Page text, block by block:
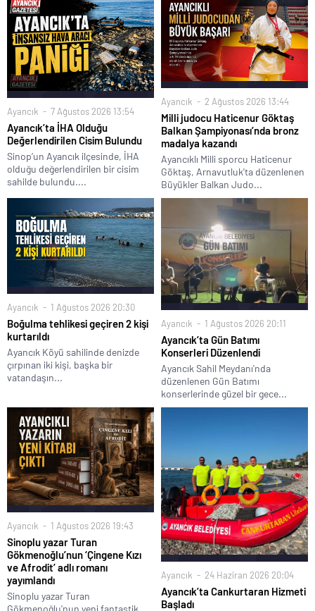
Ayancık 7 Ağustos 2026 13:54
Ayancık’ta İHA Olduğu
Değerlendirilen Cisim Bulundu
Sinop’un Ayancık ilçesinde, İHA
olduğu değerlendirilen bir cisim
sahilde bulundu....
Ayancık 2 Ağustos 2026 13:44
Milli judocu Haticenur Göktaş
Balkan Şampiyonası’nda bronz
madalya kazandı
Ayancıklı Milli sporcu Haticenur
Göktaş, Arnavutluk'ta düzenlenen
Büyükler Balkan Judo...
Ayancık 1 Ağustos 2026 20:30
Boğulma tehlikesi geçiren 2 kişi
kurtarıldı
Ayancık Köyü sahilinde denizde
çırpınan iki kişi, başka bir
vatandaşın...
Ayancık 1 Ağustos 2026 20:11
Ayancık’ta Gün Batımı
Konserleri Düzenlendi
Ayancık Sahil Meydanı'nda
düzenlenen Gün Batımı
konserlerinde güzel bir gece...
Ayancık 1 Ağustos 2026 19:43
Sinoplu yazar Turan
Gökmenoğlu’nun ‘Çingene Kızı
ve Afrodit’ adlı romanı
yayımlandı
Sinoplu yazar Turan
Ayancık 24 Haziran 2026 20:04
Ayancık’ta Cankurtaran Hizmeti
Başladı